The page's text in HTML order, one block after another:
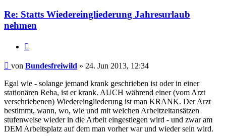
Re: Statts Wiedereingliederung Jahresurlaub
nehmen
Beitrag
von Bundesfreiwild » 24. Jun 2013, 12:34
Egal wie - solange jemand krank geschrieben ist oder in einer
stationären Reha, ist er krank. AUCH während einer (vom Arzt
verschriebenen) Wiedereingliederung ist man KRANK. Der Arzt
bestimmt, wann, wo, wie und mit welchen Arbeitzeitansätzen
stufenweise wieder in die Arbeit eingestiegen wird - und zwar am
DEM Arbeitsplatz auf dem man vorher war und wieder sein wird.